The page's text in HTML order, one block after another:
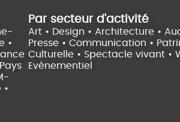
•
Pays
•
Par secteur d'activité
Art • Design • Architecture •
Presse • Communication •
Culturelle • Spectacle vivant •
Evènementiel